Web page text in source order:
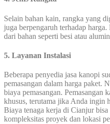
Selain bahan kain, rangka yang
juga berpengaruh terhadap
dari bahan seperti besi atau
5. Layanan Instalasi
Beberapa penyedia jasa kanopi
pemasangan dalam harga paket.
biaya pemasangan. Pemasangan
khusus, terutama jika Anda ingin
Biaya tenaga kerja di Cianjur bisa
kompleksitas proyek dan lokasi